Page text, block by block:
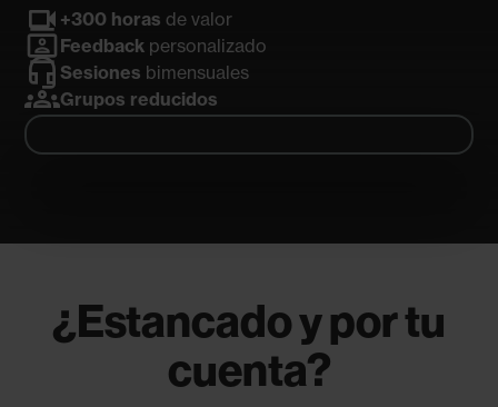
videocam +300 horas de valor
contacts Feedback personalizado
headset_micSesiones bimensuales
groupsGrupos reducidos
¿Estancado y por tu
cuenta?